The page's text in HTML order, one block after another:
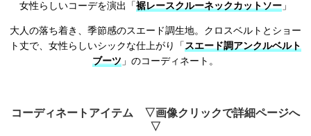
女性らしいコーデを演出「 裾レースクルーネックカットソー 」
大人の落ち着き、季節感のスエード調生地。クロスベルトとショー
ト丈で、女性らしいシックな仕上がり「 スエード調アンクルベルト
ブーツ 」のコーディネート。
コーディネートアイテム ▽画像クリックで詳細ページへ
▽